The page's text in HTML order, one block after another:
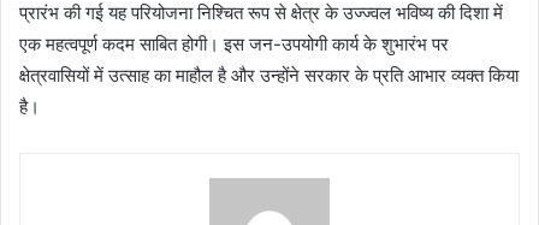
प्रारंभ की गई यह परियोजना निश्चित रूप से क्षेत्र के उज्ज्वल भविष्य की दिशा में
एक महत्वपूर्ण कदम साबित होगी। इस जन-उपयोगी कार्य के शुभारंभ पर
क्षेत्रवासियों में उत्साह का माहौल है और उन्होंने सरकार के प्रति आभार व्यक्त किया
है।